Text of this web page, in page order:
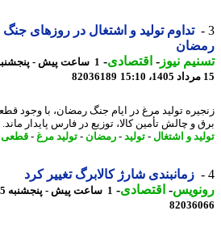
تداوم تولید و اشتغال در روزهای جنگ
نیوز-اقتصادی- 1 ساعت پیش - پنجشنبه
82036189
تولید مرغ در ایام جنگ رمضان، با وجود قطعی
و چالش تأمین کالا، توزیع در فارس پایدار ماند. -
و اشتغال-تولید-رمضان-تولید مرغ -قطعی برق
زمانبندی شارژ کالابرگ تغییر کرد
-اقتصادی-1 ساعت پیش - پنجشنبه 15 مرداد 1405، 14:48